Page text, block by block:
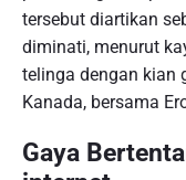
tersebut diartikan
diminati, menurut
telinga dengan kian
Kanada, bersama
Gaya